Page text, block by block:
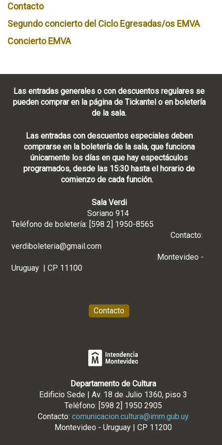
a
t
o
n
o
Contacto
Segundo concierto del Ciclo Egresadas/os EMVA
Concierto EMVA
Las entradas generales o con descuentos regulares se
pueden comprar en la página de Tickantel o en boletería
de la sala.
Las entradas con descuentos especiales deben
comprarse en la boletería de la sala, que funciona
únicamente los días en que hay espectáculos
programados, desde las 15:30 hasta el horario de
comienzo de cada función.
Sala Verdi
Soriano 914
Teléfono de boletería: [598 2] 1950-8565
Contacto:
verdiboleteria@gmail.com
Montevideo -
Uruguay | CP 11100
Contacto
Departamento de Cultura
Edificio Sede | Av. 18 de Julio 1360, piso 3
Teléfono: [598 2] 1950 2905
Contacto: comunicacion.cultura@imm.gub.uy
Montevideo - Uruguay | CP 11200